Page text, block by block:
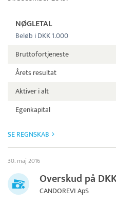
NØGLETAL
Beløb i DKK 1.000
Bruttofortjeneste
Årets resultat
Aktiver i alt
Egenkapital
SE REGNSKAB
30. maj 2016
Overskud på
CANDOREVI ApS